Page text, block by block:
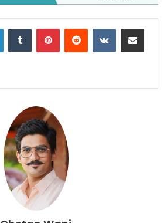
LinkedInTumblr PinterestReddit VKontakteShare via Email